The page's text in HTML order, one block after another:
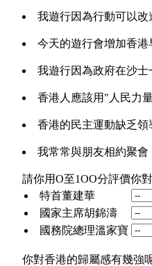
我遊行因為行動可以改
今天的遊行會增加香
我遊行因為政府在沙
香港人應該用"人民力
香港的民主運動缺乏領
我常常與朋友相約聚會
請你用O至1OO分評價你
特首董建華
國家主席胡錦濤
國務院總理溫家寶
你對香港的歸屬感有幾強